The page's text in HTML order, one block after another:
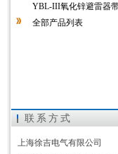
参数检测仪
YBL-III氧化锌避雷器
全部产品列表
联系方式
上海徐吉电气有限公司